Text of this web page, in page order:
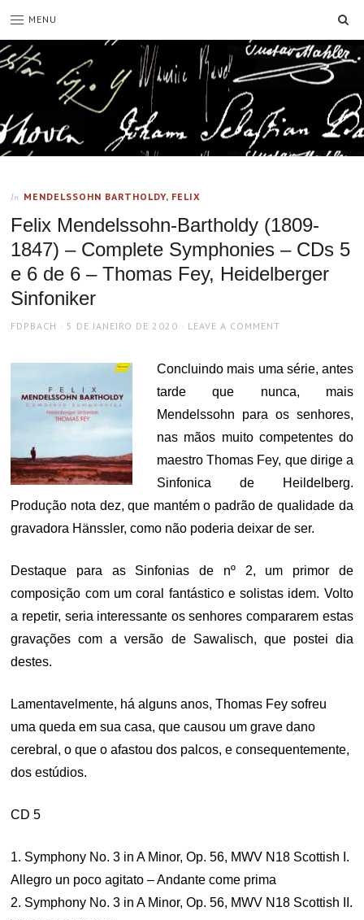
MENU
In MENDELSSOHN BARTHOLDY, FELIX
Felix Mendelssohn-Bartholdy (1809-
1847) – Complete Symphonies – CDs 5
e 6 de 6 – Thomas Fey, Heidelberger
Sinfoniker
AUTHOR
FDPBACH
POSTED
5 DE JANEIRO DE 2020 LEAVE A COMMENT
Concluindo mais uma série, antes
tarde que nunca, mais
Mendelssohn para os senhores,
nas mãos muito competentes do
maestro Thomas Fey, que dirige a
Sinfonica de Heildelberg.
Produção nota dez, que mantém o padrão de qualidade da
gravadora Hänssler, como não poderia deixar de ser.
Destaque para as Sinfonias de nº 2, um primor de
composição com um coral fantástico e solistas idem. Volto
a repetir, seria interessante os senhores compararem estas
gravações com a versão de Sawalisch, que postei dia
destes.
Lamentavelmente, há alguns anos, Thomas Fey sofreu
uma queda em sua casa, que causou um grave dano
cerebral, o que o afastou dos palcos, e consequentemente,
dos estúdios.
CD 5
1. Symphony No. 3 in A Minor, Op. 56, MWV N18 Scottish I.
Allegro un poco agitato – Andante come prima
2. Symphony No. 3 in A Minor, Op. 56, MWV N18 Scottish II.